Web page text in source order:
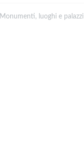
Monumenti, luoghi e palazzi